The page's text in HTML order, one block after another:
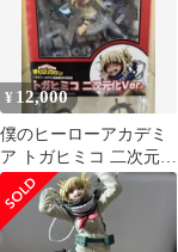
¥ 12,000
僕のヒーローアカデミ
ア トガヒミコ 二次元化
Ver. 1/8スケール